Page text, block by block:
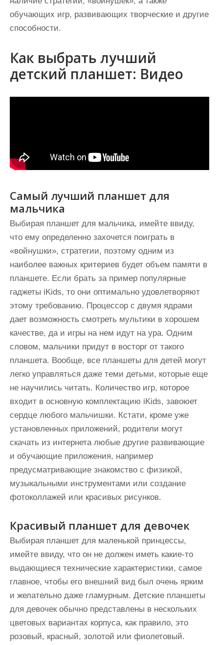
обучающих игр, развивающих творческие и другие
способности.
Как выбрать лучший
детский планшет: Видео
Самый лучший планшет для
мальчика
Выбирая планшет для мальчика, имейте ввиду,
что ему определенно захочется поиграть в
«войнушки», стратегии, поэтому одним из
наиболее важных критериев будет объем памяти в
планшете. Если брать за пример популярные
гаджеты iKids, то они оптимально удовлетворяют
этому требованию. Процессор с двумя ядрами
дает возможность смотреть мультики в хорошем
качестве, да и игры на нем идут на ура. Одним
словом, мальчики придут в восторг от такого
планшета. Вообще, все планшеты для детей могут
легко управляться даже теми детьми, которые еще
не научились читать. Количество игр, которое
входит в основную комплектацию iKids, завоюет
сердце любого мальчишки. Кстати, кроме уже
установленных приложений, родители могут
скачать из интернета любые другие развивающие
и обучающие приложения, например
предусматривающие знакомство с физикой,
музыкальными инструментами или создание
фотоколлажей или красивых рисунков.
Красивый планшет для девочек
Выбирая планшет для маленькой принцессы,
имейте ввиду, что он не должен иметь какие-то
выдающиеся технические характеристики, самое
главное, чтобы его внешний вид был очень ярким
и желательно даже гламурным. Детские планшеты
для девочек обычно представлены в нескольких
цветовых вариантах корпуса, как правило, это
розовый, красный, золотой или фиолетовый.